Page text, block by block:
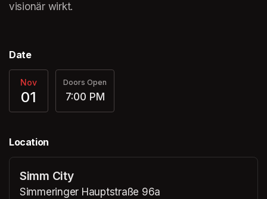
visionär wirkt.
Date
Nov
01
Doors Open
7:00 PM
Location
Simm City
Simmeringer Hauptstraße 96a